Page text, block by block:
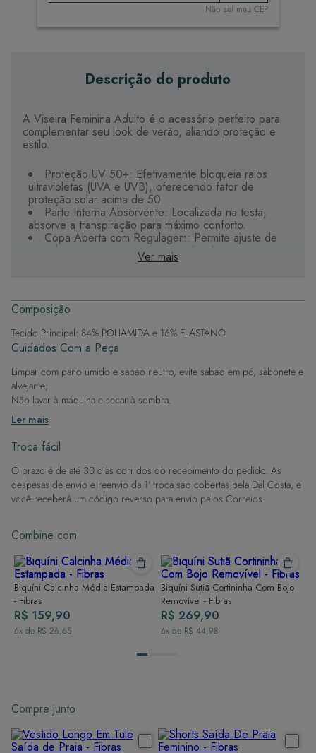
Não sei meu CEP
Descrição do produto
A Viseira Feminina Adulto é o acessório perfeito para
complementar seu look de verão, aliando proteção e
estilo.
Proteção UV 50+: Efetivamente bloqueia raios
ultravioletas (UVA e UVB), oferecendo fator de
proteção solar acima de 50.
Parte Interna Absorvente: Localizada na testa,
absorve a transpiração para máximo conforto.
Copa Aberta com Regulagem: Permite ajuste de
tamanho para um encaixe personalizado.
Tecido de Alta Qualidade: Durável, de secagem
Estilo Versátil: Ideal para compor looks de verão
sem comprometer a proteção.
Lembre-se de que o uso da viseira não substitui o
protetor solar. Mantenha-se protegida e chique sob o
sol com esta viseira indispensável.
Ver mais
Composição
Tecido Principal: 84% POLIAMIDA e 16% ELASTANO
Cuidados Com a Peça
Limpar com pano úmido e sabão neutro, evite sabão em pó, sabonete e
alvejante;
Não lavar à máquina e secar à sombra.
Ler mais
Troca fácil
O prazo é de até 30 dias corridos do recebimento do pedido. As
despesas de envio e reenvio da 1ª troca são cobertas pela Dal Costa, e
você receberá um código reverso para envio pelos Correios.
Combine com
Biquíni Calcinha Média Estampada
- Fibras
R$ 159,90
6x de R$ 26,65
Biquíni Sutiã Cortininha Com Bojo
Removível - Fibras
R$ 269,90
6x de R$ 44,98
Compre junto